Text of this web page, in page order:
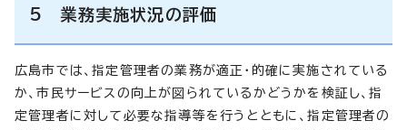
5 業務実施状況の評価
広島市では、指定管理者の業務が適正・的確に実施されている
か、市民サービスの向上が図られているかどうかを検証し、指
定管理者に対して必要な指導等を行うとともに、指定管理者の